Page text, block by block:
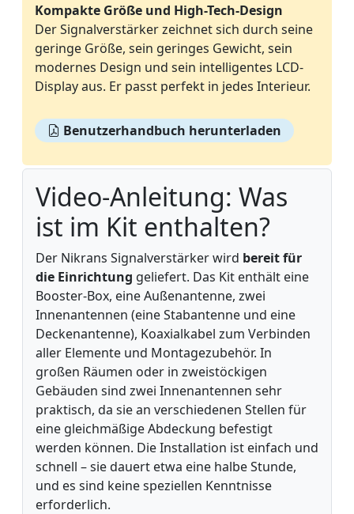
Kompakte Größe und High-Tech-Design
Der Signalverstärker zeichnet sich durch seine
geringe Größe, sein geringes Gewicht, sein
modernes Design und sein intelligentes LCD-
Display aus. Er passt perfekt in jedes Interieur.
Benutzerhandbuch herunterladen
Video-Anleitung: Was
ist im Kit enthalten?
Der Nikrans Signalverstärker wird bereit für
die Einrichtung geliefert. Das Kit enthält eine
Booster-Box, eine Außenantenne, zwei
Innenantennen (eine Stabantenne und eine
Deckenantenne), Koaxialkabel zum Verbinden
aller Elemente und Montagezubehör. In
großen Räumen oder in zweistöckigen
Gebäuden sind zwei Innenantennen sehr
praktisch, da sie an verschiedenen Stellen für
eine gleichmäßige Abdeckung befestigt
werden können. Die Installation ist einfach und
schnell – sie dauert etwa eine halbe Stunde,
und es sind keine speziellen Kenntnisse
erforderlich.